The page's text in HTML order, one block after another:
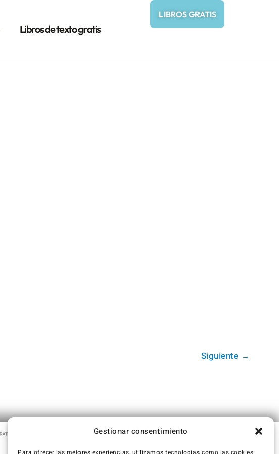
Gestionar consentimiento
Libros de texto gratis
LIBROS GRATIS
Siguiente →